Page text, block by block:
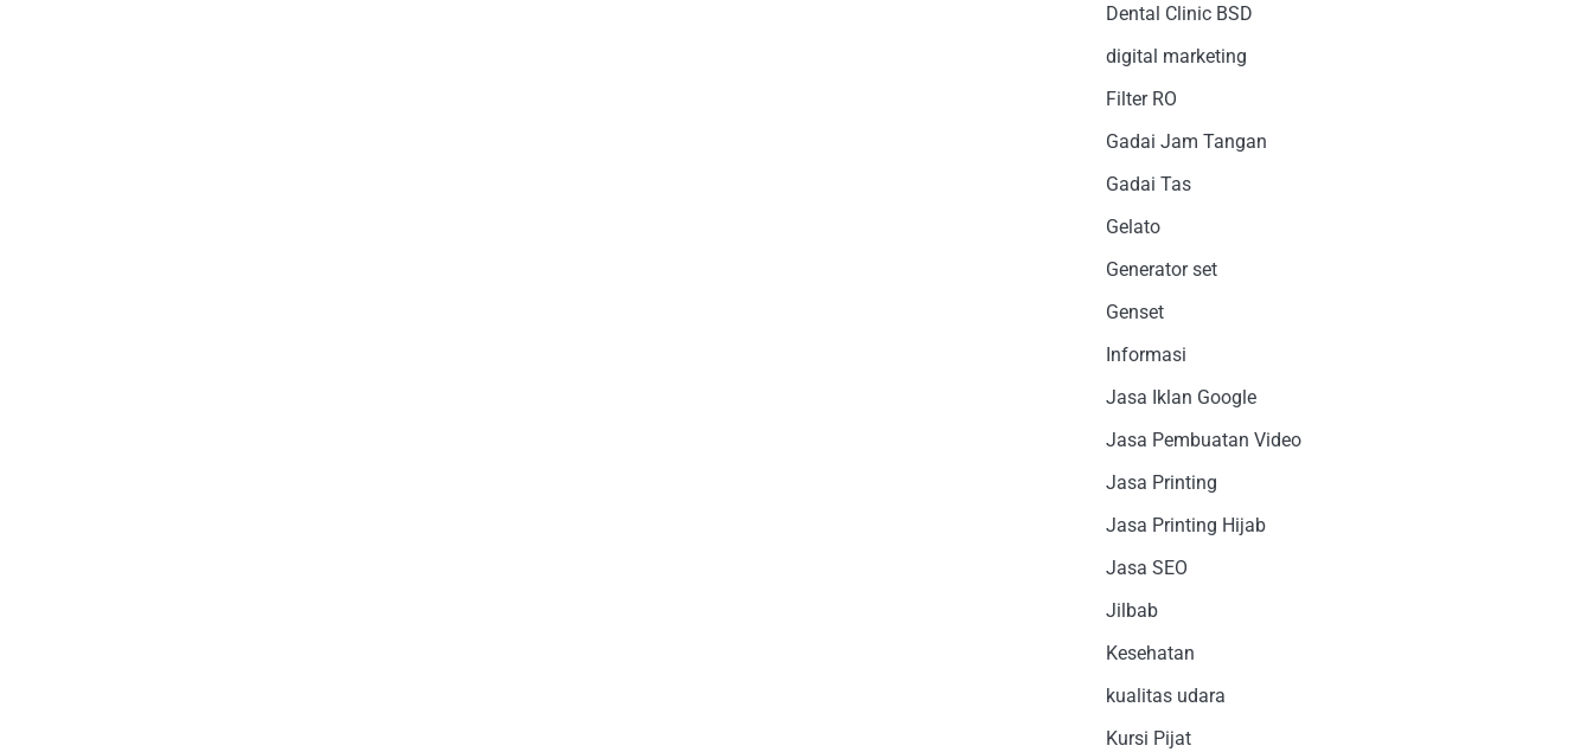
Dental Clinic BSD
digital marketing
Filter RO
Gadai Jam Tangan
Gadai Tas
Gelato
Generator set
Genset
Informasi
Jasa Iklan Google
Jasa Pembuatan Video
Jasa Printing
Jasa Printing Hijab
Jasa SEO
Jilbab
Kesehatan
kualitas udara
Kursi Pijat